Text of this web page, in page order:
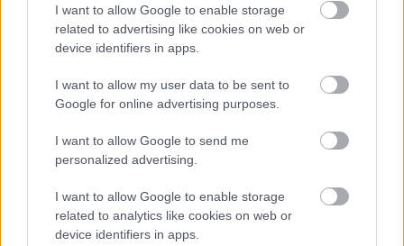
I want to allow Google to enable storage
related to advertising like cookies on web or
device identifiers in apps.
I want to allow my user data to be sent to
Google for online advertising purposes.
I want to allow Google to send me
personalized advertising.
I want to allow Google to enable storage
related to analytics like cookies on web or
device identifiers in apps.
az idei dísznövény-szezonra a hazai
vállalkozások. A díszkertészek nagy dilemma
előtt álltak, nehéz volt eldönteni, hogy milyen
növényeket és főként mekkora mennyiséget
termeljenek. Végül sikerült optimálisan
összeállítani a faj és fajta választékot, valamint
a mennyiséget is, így reményeik szerint a
szezont eredményesen zárják majd.